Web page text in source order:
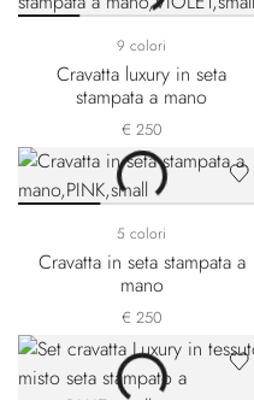
9 colori
Cravatta luxury in seta
stampata a mano
€ 250
5 colori
Cravatta in seta stampata a
mano
€ 250